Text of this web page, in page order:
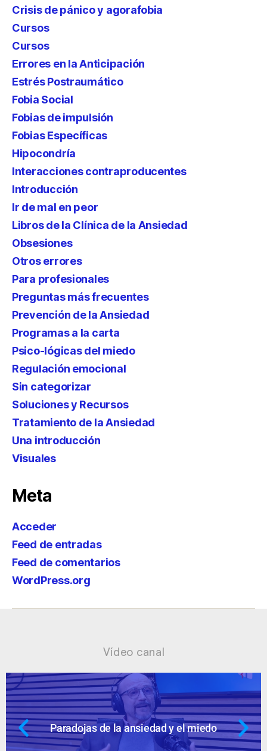
Crisis de pánico y agorafobia
Cursos
Cursos
Errores en la Anticipación
Estrés Postraumático
Fobia Social
Fobias de impulsión
Fobias Específicas
Hipocondría
Interacciones contraproducentes
Introducción
Ir de mal en peor
Libros de la Clínica de la Ansiedad
Obsesiones
Otros errores
Para profesionales
Preguntas más frecuentes
Prevención de la Ansiedad
Programas a la carta
Psico-lógicas del miedo
Regulación emocional
Sin categorizar
Soluciones y Recursos
Tratamiento de la Ansiedad
Una introducción
Visuales
Meta
Acceder
Feed de entradas
Feed de comentarios
WordPress.org
Vídeo canal
Ansiedad: supuestos